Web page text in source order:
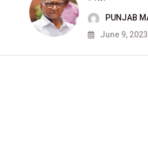
PUNJAB
June 9, 2023